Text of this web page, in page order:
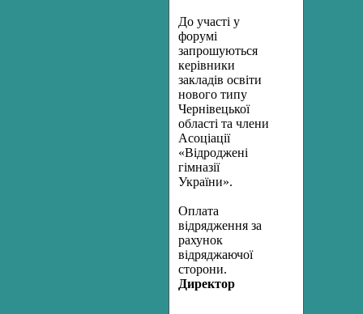
До участі у
форумі
запрошуються
керівники
закладів освіти
нового типу
Чернівецької
області та члени
Асоціації
«Відроджені
гімназії
України».
Оплата
відрядження за
рахунок
відряджаючої
сторони.
Директор